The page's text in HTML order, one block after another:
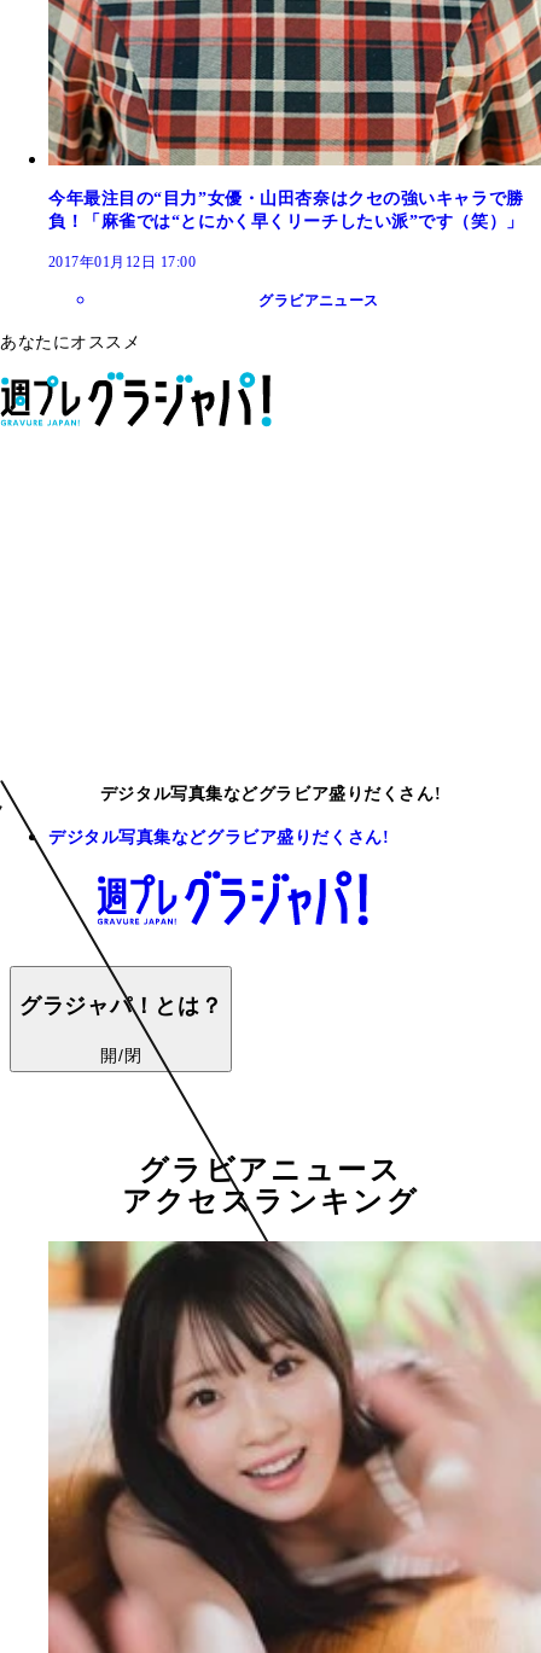
今年最注目の“目力”女優・山田杏奈はクセの強いキャラで勝
負！「麻雀では“とにかく早くリーチしたい派”です（笑）」
2017年01月12日 17:00
グラビアニュース
あなたにオススメ
デジタル写真集などグラビア盛りだくさん!
デジタル写真集などグラビア盛りだくさん!
グラジャパ！とは？
開/閉
グラビアニュース
アクセスランキング